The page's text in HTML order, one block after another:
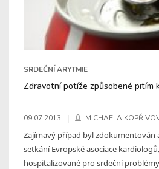
SRDEČNÍ ARYTMIE
Zdravotní potíže způsobené pitím
09.07.2013 MICHAELA
Zajímavý případ byl zdokumentován
setkání Evropské asociace
hospitalizované pro srdeční